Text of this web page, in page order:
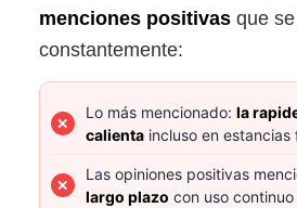
menciones positivasque se
constantemente:
Lo más mencionado: la
calientaincluso en estancias
Las opiniones positivas
largo plazo con uso